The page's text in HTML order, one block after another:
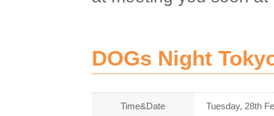
DOGs Night
Time&Date Tuesday, 28th